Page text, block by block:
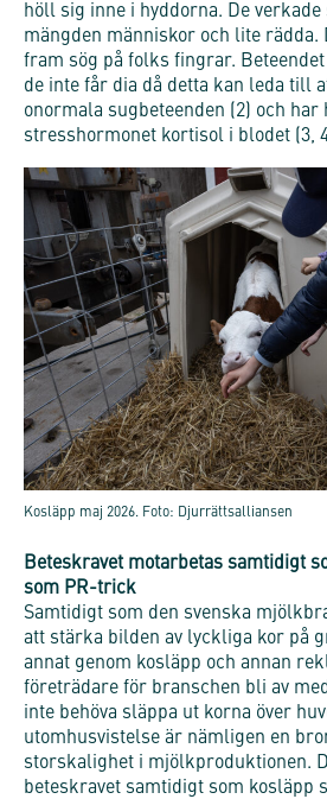
höll sig inne i hyddorna. De verkade
mängden människor och lite rädda.
fram sög på folks fingrar.
de inte får dia då detta kan leda till
onormala sugbeteenden (2) och har
stresshormonet kortisol i blodet (3,
Kosläpp maj 2026. Foto: Djurrättsalliansen
Beteskravet motarbetas samtidigt
som PR-trick
Samtidigt som den svenska
att stärka bilden av lyckliga kor på
annat genom kosläpp och annan
företrädare för branschen bli av
inte behöva släppa ut korna över
utomhusvistelse är nämligen en
storskalighet i mjölkproduktionen.
beteskravet samtidigt som kosläpp